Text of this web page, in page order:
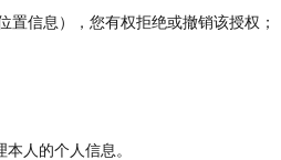
信息），您有权拒绝或撤销该授权；
人的个人信息。